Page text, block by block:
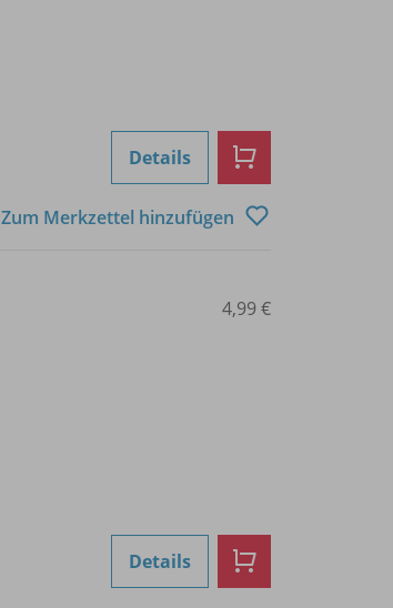
Details
Zum Merkzettel hinzufügen
4,99 €
Details